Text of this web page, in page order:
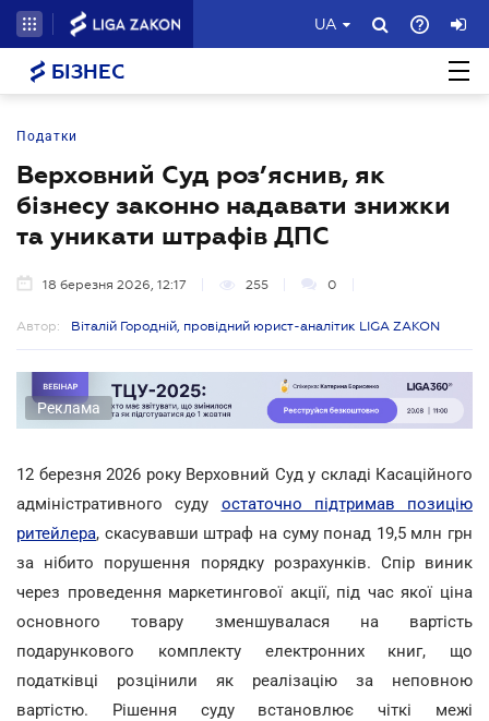
UA
БІЗНЕС
Податки
Верховний Суд роз’яснив, як
бізнесу законно надавати знижки
та уникати штрафів ДПС
18 березня 2026, 12:17 255 0
Автор: Віталій Городній, провідний юрист-аналітик LIGA ZAKON
Реклама
12 березня 2026 року Верховний Суд у складі Касаційного
адміністративного суду остаточно підтримав позицію
ритейлера, скасувавши штраф на суму понад 19,5 млн грн
за нібито порушення порядку розрахунків. Спір виник
через проведення маркетингової акції, під час якої ціна
основного товару зменшувалася на вартість
подарункового комплекту електронних книг, що
податківці розцінили як реалізацію за неповною
вартістю. Рішення суду встановлює чіткі межі